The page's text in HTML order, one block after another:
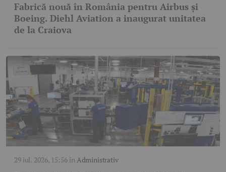
Fabrică nouă în România pentru Airbus și
Boeing. Diehl Aviation a inaugurat unitatea
de la Craiova
29 iul. 2026, 15:56înAdministrativ